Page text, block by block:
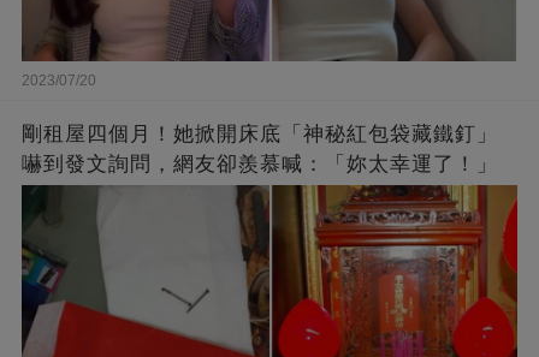
2023/07/20
剛租屋四個月！她掀開床底「神秘紅包袋藏鐵釘」
嚇到發文詢問，網友卻羨慕喊：「妳太幸運了！」